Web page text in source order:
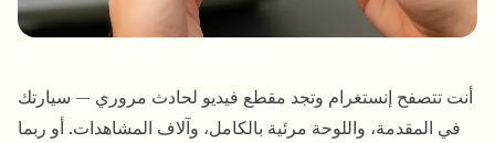
إزالة الخلفية بالجملة
أنت تتصفح إنستغرام وتجد مقطع فيديو لحادث مروري — سيارتك
في المقدمة، واللوحة مرئية بالكامل، وآلاف المشاهدات. أو ربما